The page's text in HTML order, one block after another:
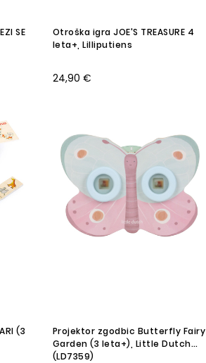
SE
Otroška igra JOE'S TREASURE 4
leta+, Lilliputiens
24,90 €
(3
Projektor zgodbic Butterfly Fairy
Garden (3 leta+), Little Dutch
(LD7359)